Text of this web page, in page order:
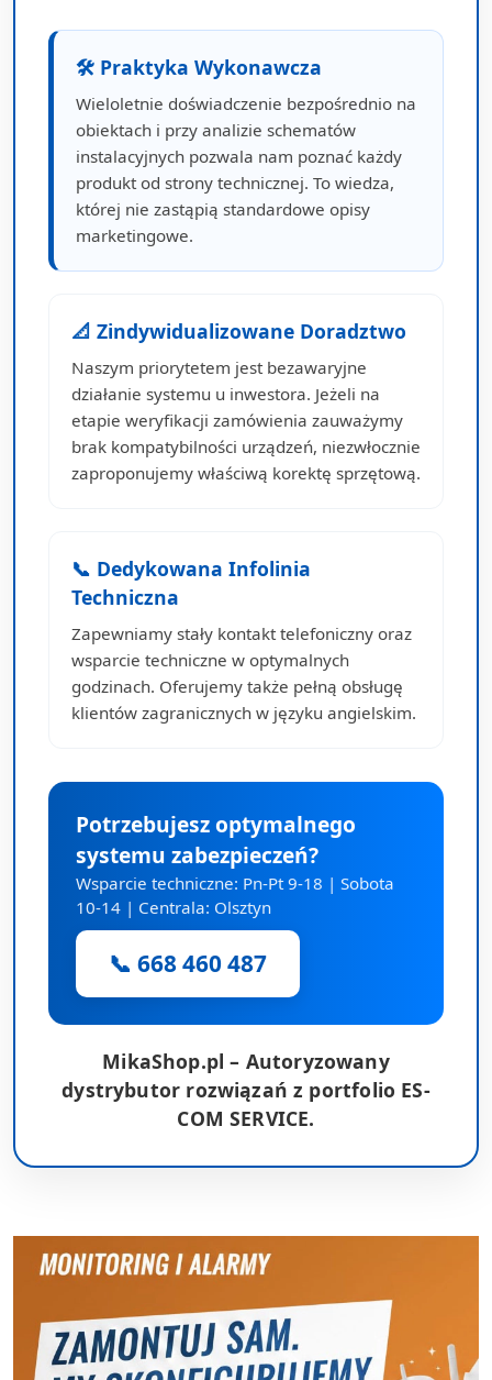
🛠 Praktyka Wykonawcza
Wieloletnie doświadczenie bezpośrednio na
obiektach i przy analizie schematów
instalacyjnych pozwala nam poznać każdy
produkt od strony technicznej. To wiedza,
której nie zastąpią standardowe opisy
marketingowe.
📐 Zindywidualizowane Doradztwo
Naszym priorytetem jest bezawaryjne
działanie systemu u inwestora. Jeżeli na
etapie weryfikacji zamówienia zauważymy
brak kompatybilności urządzeń, niezwłocznie
zaproponujemy właściwą korektę sprzętową.
📞 Dedykowana Infolinia
Techniczna
Zapewniamy stały kontakt telefoniczny oraz
wsparcie techniczne w optymalnych
godzinach. Oferujemy także pełną obsługę
klientów zagranicznych w języku angielskim.
Potrzebujesz optymalnego
systemu zabezpieczeń?
Wsparcie techniczne: Pn-Pt 9-18 | Sobota
10-14 | Centrala: Olsztyn
📞 668 460 487
MikaShop.pl – Autoryzowany
dystrybutor rozwiązań z portfolio ES-
COM SERVICE.